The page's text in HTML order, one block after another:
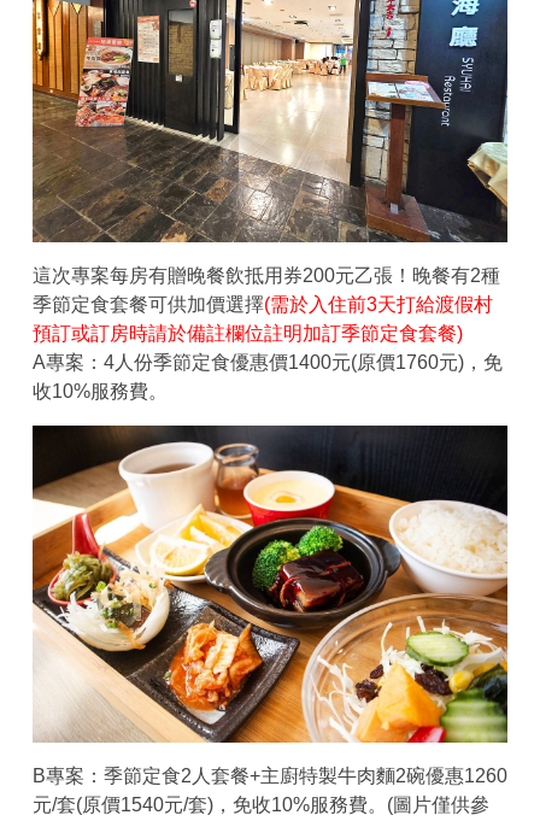
這次專案每房有贈晚餐飲抵用券200元乙張！晚餐有2種
季節定食套餐可供加價選擇(需於入住前3天打給渡假村
預訂或訂房時請於備註欄位註明加訂季節定食套餐)
A專案：4人份季節定食優惠價1400元(原價1760元)，免
收10%服務費。
B專案：季節定食2人套餐+主廚特製牛肉麵2碗優惠1260
元/套(原價1540元/套)，免收10%服務費。(圖片僅供參